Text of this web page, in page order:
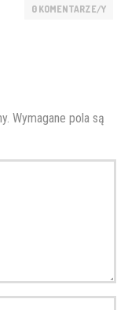
0 KOMENTARZE/Y
Wymagane pola są